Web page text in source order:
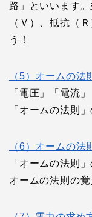
路」といいます
（Ｖ）、抵抗（
う！
（5）オームの法
「電圧」「電流
「オームの法則
（6）オームの法
「オームの法則
オームの法則の